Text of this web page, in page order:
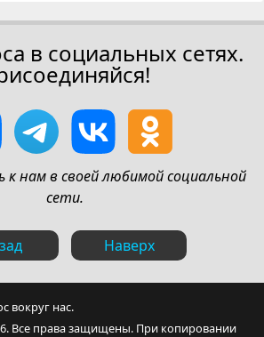
в социальных сетях.
к нам в своей любимой социальной
сети.
Наверх
вокруг нас.
Все права защищены. При копировании